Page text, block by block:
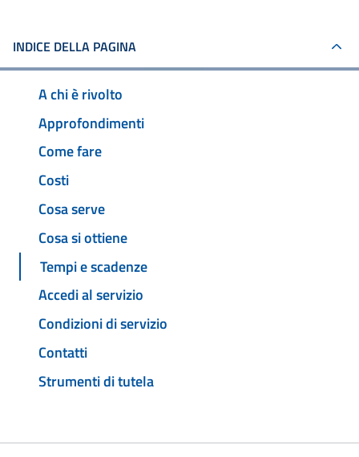
INDICE DELLA PAGINA
A chi è rivolto
Approfondimenti
Come fare
Costi
Cosa serve
Cosa si ottiene
Tempi e scadenze
Accedi al servizio
Condizioni di servizio
Contatti
Strumenti di tutela